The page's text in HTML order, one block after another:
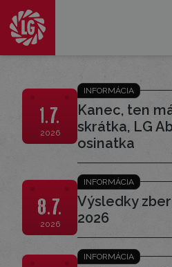
1.7.
2026
INFORMÁCIA
Kanec, ten
skrátka, LG
osinatka
8.7.
2026
INFORMÁCIA
Výsledky
2026
INFORMÁCIA